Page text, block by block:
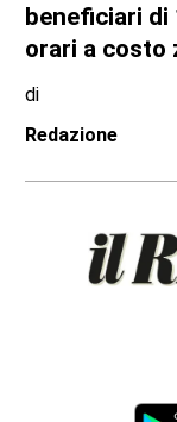
beneficiari di
orari a costo
di
Redazione